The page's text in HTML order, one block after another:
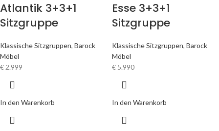
Atlantik 3+3+1
Sitzgruppe
Klassische Sitzgruppen, Barock
Möbel
€2.999
In den Warenkorb
Esse 3+3+1
Sitzgruppe
Klassische Sitzgruppen, Barock
Möbel
€ 5.990
In den Warenkorb